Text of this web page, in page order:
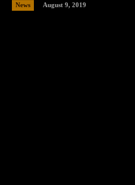
News August 9, 2019